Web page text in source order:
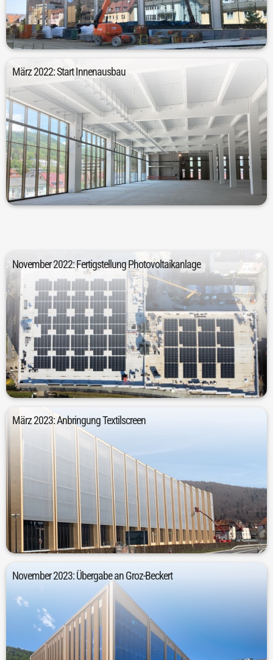
Im November 2021 wurden die Fassaden- und Dacharbeiten
aufgenommen. Für die Fassade mussten 5.880 Quadratmeter
Glas und 7.430 Quadratmeter Klinkersteine angebracht werden.
März 2022: Start Innenausbau
Nachdem 20.230 Kubikmeter Beton und 9.090 Tonnen Betonstahl
verarbeitet wurden, konnte der Rohbau im März 2022 fertiggestellt
werden. Der Innenausbau startete im darauffolgenden Mai.
November 2022: Fertigstellung Photovoltaikanlage
Die Arbeiten an der Photovoltaikanlage waren im November 2022
abgeschlossen. Sie besteht in Summe aus 2.400 Modulen und hat
eine Gesamtleistung von 958.000 Kilowattstunden.
März 2023: Anbringung Textilscreen
Die Fassaden- und Fensterarbeiten sind abgeschlossen. Einen
Monat später, im März 2023, erfolgte die Anbringung des
Textilscreens an den Fenstern. Er dient der Beschattung, dem
Sichtschutz und der Verhinderung von Vogelschlag.
November 2023: Übergabe an Groz-Beckert
Verfügung.